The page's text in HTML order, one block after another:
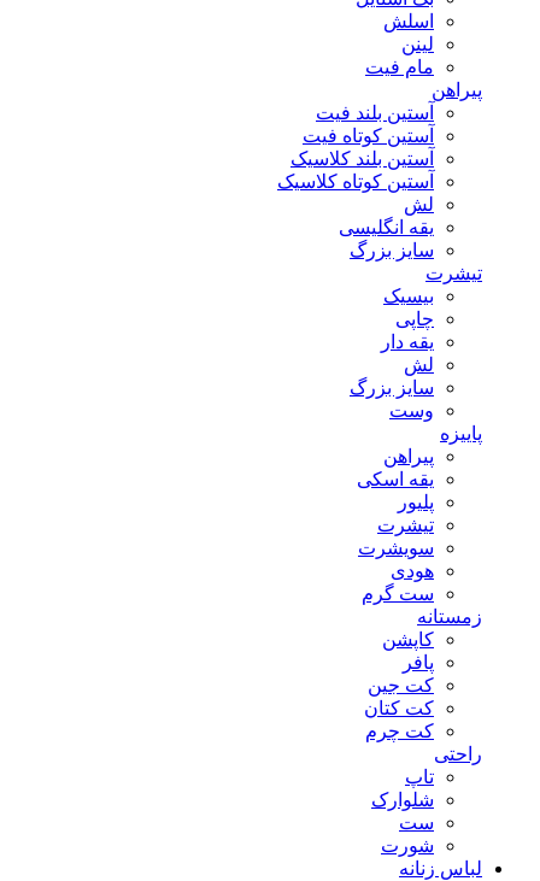
اسلش
لینن
مام فیت
پیراهن
آستین بلند فیت
آستین کوتاه فیت
آستین بلند کلاسیک
آستین کوتاه کلاسیک
لش
یقه انگلیسی
سایز بزرگ
تیشرت
بیسیک
چاپی
یقه دار
لش
سایز بزرگ
وست
پاییزه
پیراهن
یقه اسکی
پلیور
تیشرت
سویشرت
هودی
ست گرم
زمستانه
کاپشن
پافر
کت جین
کت کتان
کت چرم
راحتی
تاپ
شلوارک
ست
شورت
لباس زنانه